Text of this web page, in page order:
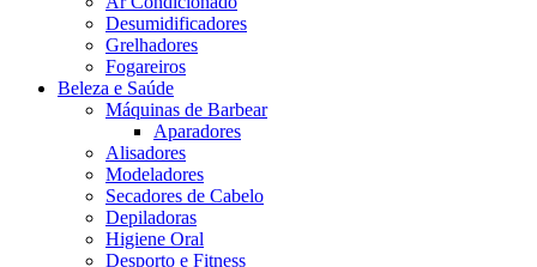
Desumidificadores
Grelhadores
Fogareiros
Beleza e Saúde
Máquinas de Barbear
Aparadores
Alisadores
Modeladores
Secadores de Cabelo
Depiladoras
Higiene Oral
Desporto e Fitness